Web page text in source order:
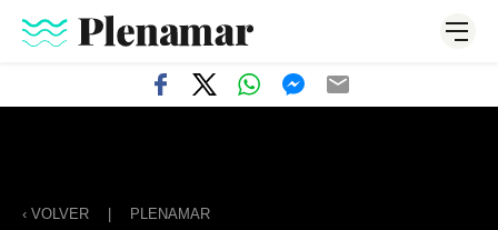
‹ VOLVER PLENAMAR